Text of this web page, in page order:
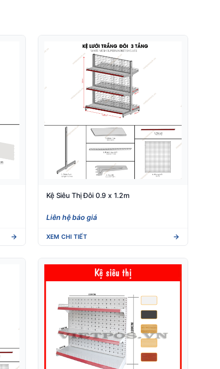
Kệ Siêu Thị Đôi 0.9 x 1.2m
Liên hệ báo giá
XEM CHI TIẾT